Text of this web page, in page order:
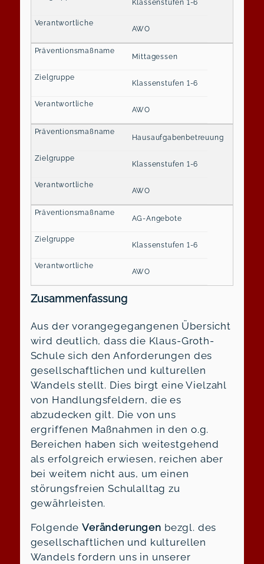
Klassenstufen 1-6
AWO
Mittagessen
Klassenstufen 1-6
AWO
Hausaufgabenbetreuung
Klassenstufen 1-6
AWO
AG-Angebote
Klassenstufen 1-6
AWO
Zusammenfassung
Aus der vorangegegangenen Übersicht
wird deutlich, dass die Klaus-Groth-
Schule sich den Anforderungen des
gesellschaftlichen und kulturellen
Wandels stellt. Dies birgt eine Vielzahl
von Handlungsfeldern, die es
abzudecken gilt. Die von uns
ergriffenen Maßnahmen in den o.g.
Bereichen haben sich weitestgehend
als erfolgreich erwiesen, reichen aber
bei weitem nicht aus, um einen
störungsfreien Schulalltag zu
gewährleisten.
FolgendeVeränderungen bezgl. des
gesellschaftlichen und kulturellen
Wandels fordern uns in unserer